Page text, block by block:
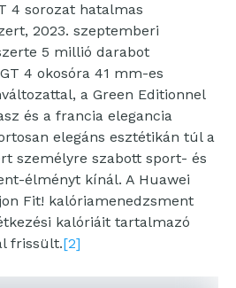
4 sorozat hatalmas
2023. szeptemberi
5 millió darabot
4 okosóra 41 mm-es
a Green Editionnel
és a francia elegancia
elegáns esztétikán túl a
személyre szabott sport- és
élményt kínál. A Huawei
Fit! kalóriamenedzsment
kalóriáit tartalmazó
frissült.[2]